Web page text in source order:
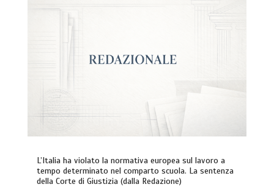
L’Italia ha violato la normativa europea sul lavoro a
tempo determinato nel comparto scuola. La sentenza
della Corte di Giustizia (dalla Redazione)